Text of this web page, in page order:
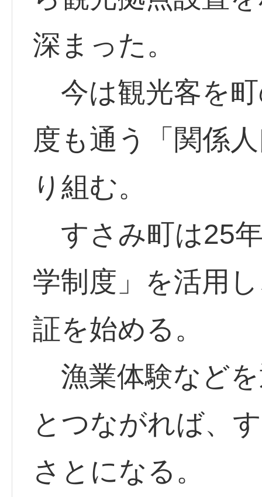
深まった。
今は観光客を
度も通う「関係
り組む。
すさみ町は25
学制度」を活用
証を始める。
漁業体験など
とつながれば、
さとになる。